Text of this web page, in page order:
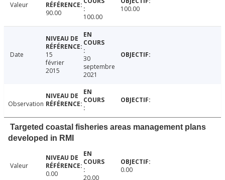
Valeur
90.00
100.00
100.00
Date
15
février
2015
30
septembre
2021
Observation
Targeted coastal fisheries areas management plans
developed in RMI
Valeur
0.00
20.00
0.00